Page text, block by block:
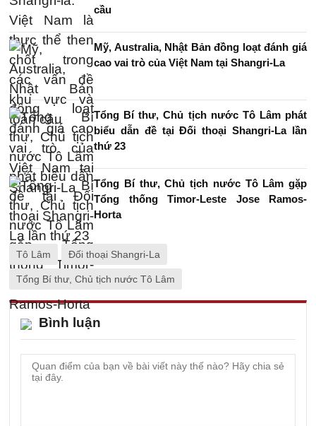
cầu
Mỹ, Australia, Nhật Bản đồng loạt đánh giá
cao vai trò của Việt Nam tại Shangri-La
Tổng Bí thư, Chủ tịch nước Tô Lâm phát
biểu dẫn đề tại Đối thoại Shangri-La lần
thứ 23
Tổng Bí thư, Chủ tịch nước Tô Lâm gặp
Tổng thống Timor-Leste Jose Ramos-
Horta
Tô Lâm Đối thoại Shangri-La
Tổng Bí thư, Chủ tịch nước Tô Lâm
Bình luận